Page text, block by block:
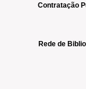
Contratação
Rede de